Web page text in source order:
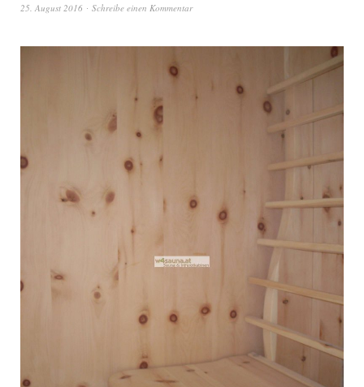
25. August 2016 Schreibe einen Kommentar